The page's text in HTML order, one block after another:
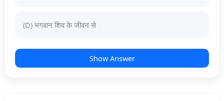
(D) भगवान शिव के जीवन से
Show Answer